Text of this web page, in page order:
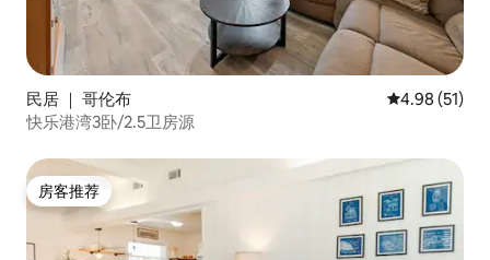
民居 ｜ 哥伦布 平均评分
4.98 (51)
快乐港湾3卧/2.5卫房源
房客推荐
房客推荐